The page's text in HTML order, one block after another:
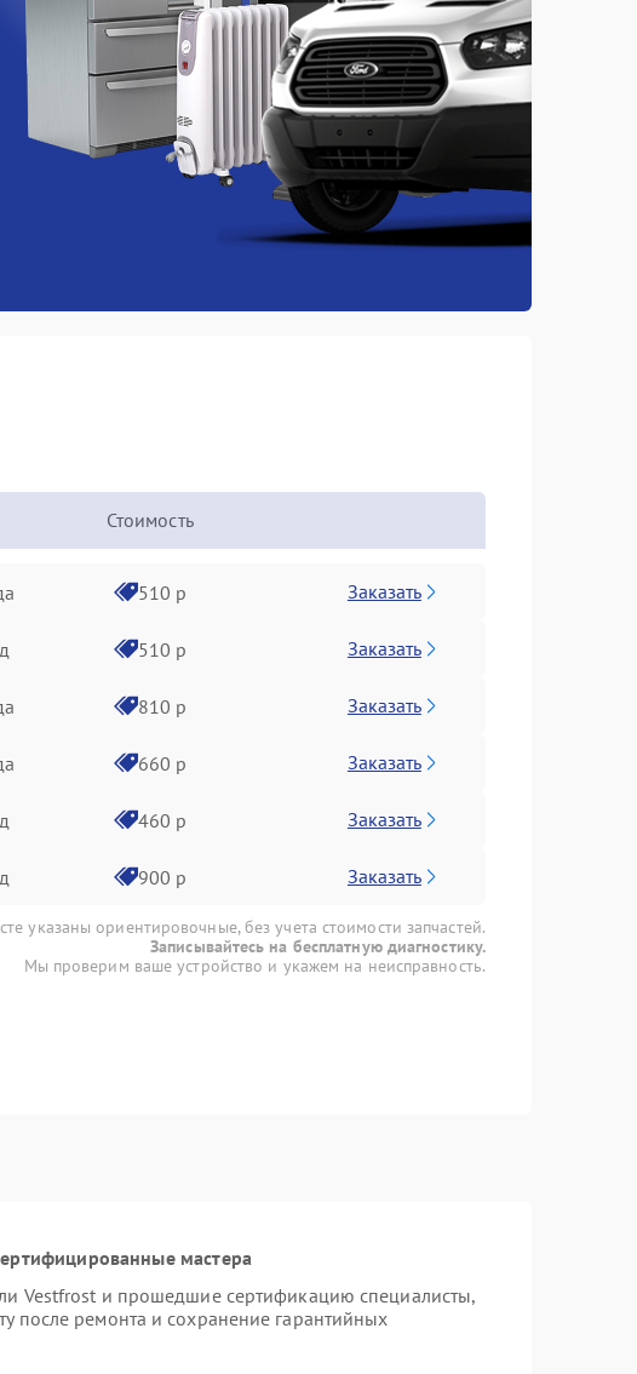
Стоимость
510 р Заказать
510 р Заказать
810 р Заказать
660 р Заказать
460 р Заказать
900 р Заказать
указаны ориентировочные, без учета стоимости запчастей.
Записывайтесь на бесплатную диагностику.
Мы проверим ваше устройство и укажем на неисправность.
мастера
Vestfrost и прошедшие сертификацию специалисты,
после ремонта и сохранение гарантийных